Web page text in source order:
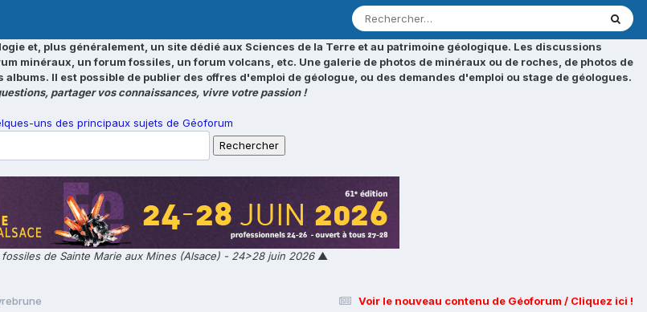
et, plus généralement, un site dédié aux Sciences de la Terre et au patrimoine géologique. Les discussions
minéraux, un forum fossiles, un forum volcans, etc. Une galerie de photos de minéraux ou de roches, de photos de
Il est possible de publier des offres d'emploi de géologue, ou des demandes d'emploi ou stage de géologues.
partager vos connaissances, vivre votre passion !
uns des principaux sujets de Géoforum
de Sainte Marie aux Mines (Alsace) - 24>28 juin 2026▲
Voir le nouveau contenu de Géoforum / Cliquez ici !